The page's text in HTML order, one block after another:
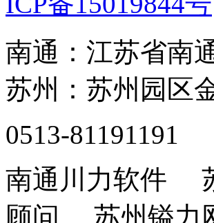
南通：江苏省南
苏州：苏州园区
0513-81191191
南通川力软件
顾问 苏州镒力